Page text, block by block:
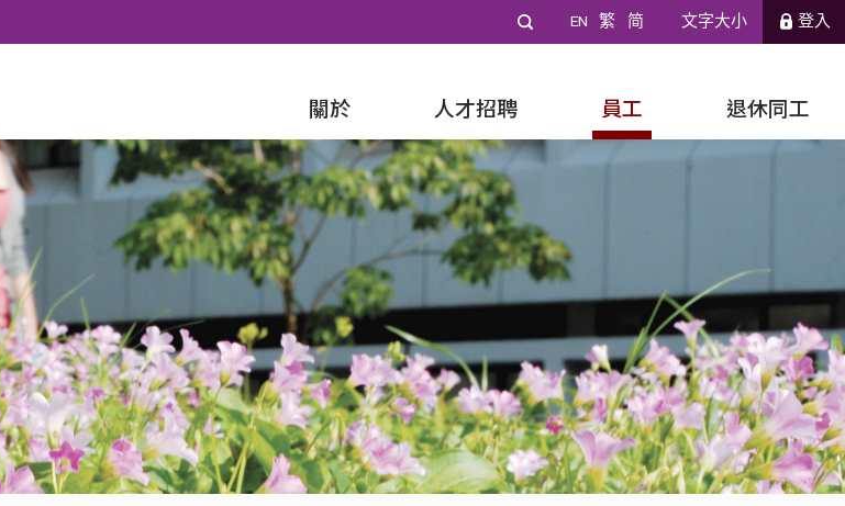
EN 繁 简 文字大小 登入
關於 人才招聘 員工 退休同工